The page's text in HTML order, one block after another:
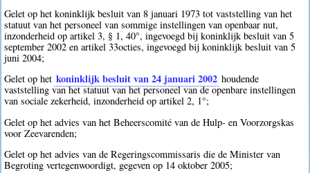
Gelet op het koninklijk besluit van 8 januari 1973 tot vaststelling van het
statuut van het personeel van sommige instellingen van openbaar nut,
inzonderheid op artikel 3, § 1, 40°, ingevoegd bij koninklijk besluit van 5
september 2002 en artikel 33octies, ingevoegd bij koninklijk besluit van 5
juni 2004;
Gelet op het koninklijk besluit van 24 januari 2002 houdende
vaststelling van het statuut van het personeel van de openbare instellingen
van sociale zekerheid, inzonderheid op artikel 2, 1°;
Gelet op het advies van het Beheerscomité van de Hulp- en Voorzorgskas
voor Zeevarenden;
Gelet op het advies van de Regeringscommissaris die de Minister van
Begroting vertegenwoordigt, gegeven op 14 oktober 2005;